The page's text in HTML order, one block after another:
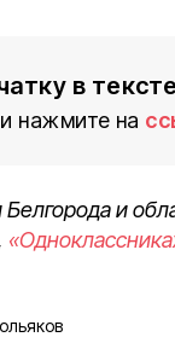
в
нажмите на
и